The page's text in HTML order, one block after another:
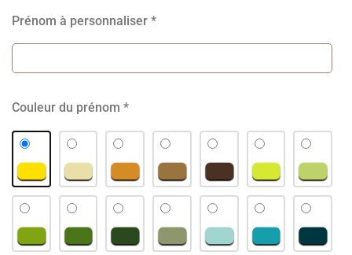
Prénom à personnaliser *
Couleur du prénom *